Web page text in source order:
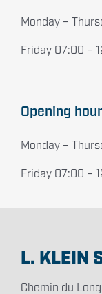
Monday –
Friday 07:00 –
Opening
Monday –
Friday 07:00 –
L. KLEIN
Chemin du